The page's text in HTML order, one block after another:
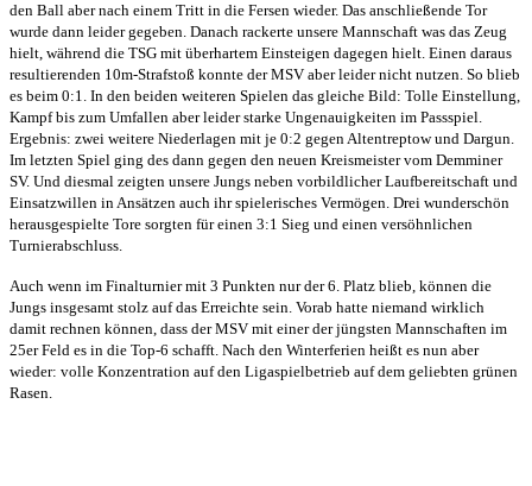
den Ball aber nach einem Tritt in die Fersen wieder. Das anschließende Tor
wurde dann leider gegeben. Danach rackerte unsere Mannschaft was das Zeug
hielt, während die TSG mit überhartem Einsteigen dagegen hielt. Einen daraus
resultierenden 10m-Strafstoß konnte der MSV aber leider nicht nutzen. So blieb
es beim 0:1. In den beiden weiteren Spielen das gleiche Bild: Tolle Einstellung,
Kampf bis zum Umfallen aber leider starke Ungenauigkeiten im Passspiel.
Ergebnis: zwei weitere Niederlagen mit je 0:2 gegen Altentreptow und Dargun.
Im letzten Spiel ging des dann gegen den neuen Kreismeister vom Demminer
SV. Und diesmal zeigten unsere Jungs neben vorbildlicher Laufbereitschaft und
Einsatzwillen in Ansätzen auch ihr spielerisches Vermögen. Drei wunderschön
herausgespielte Tore sorgten für einen 3:1 Sieg und einen versöhnlichen
Turnierabschluss.
Auch wenn im Finalturnier mit 3 Punkten nur der 6. Platz blieb, können die
Jungs insgesamt stolz auf das Erreichte sein. Vorab hatte niemand wirklich
damit rechnen können, dass der MSV mit einer der jüngsten Mannschaften im
25er Feld es in die Top-6 schafft. Nach den Winterferien heißt es nun aber
wieder: volle Konzentration auf den Ligaspielbetrieb auf dem geliebten grünen
Rasen.